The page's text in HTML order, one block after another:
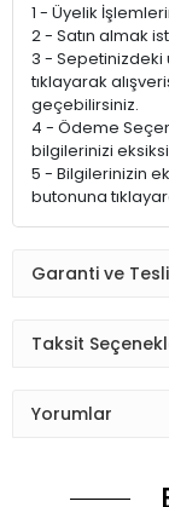
1 - Üyelik
2 - Satın almak
3 - Sepetinizdeki
tıklayarak
geçebilirsiniz.
4 - Ödeme
bilgilerinizi
5 - Bilgilerinizin
butonuna
Garanti ve
Taksit
Yorumlar